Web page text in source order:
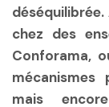
déséquilibrée.
chez des
Conforama,
mais